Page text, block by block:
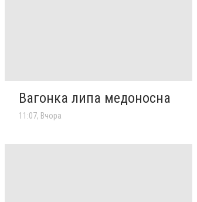
Вагонка липа медоносна
11:07, Вчора